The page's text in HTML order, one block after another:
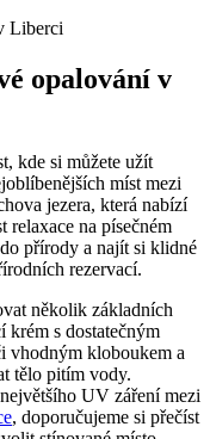
opalování v
kde si můžete užít
míst mezi
jezera, která nabízí
na písečném
přírody a najít si klidné
rezervací.
několik základních
krém s dostatečným
vhodným kloboukem a
tělo pitím vody.
UV záření mezi
, doporučujeme si přečíst